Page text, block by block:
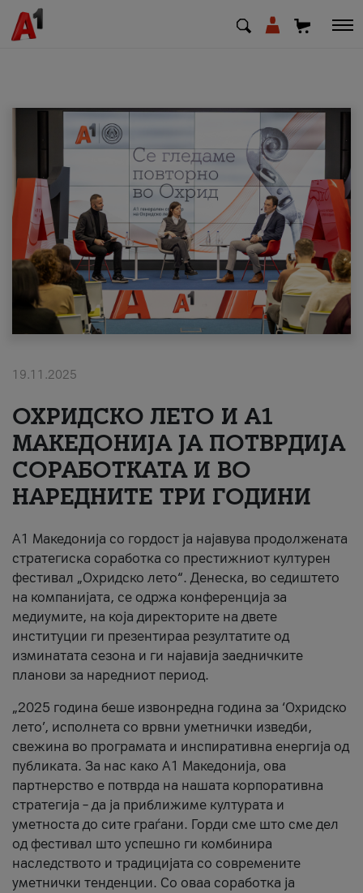
МК SQ
Приватни Деловни
Поддршка
Надополни кредит
#ПодобарОнлајн
19.11.2025
ОХРИДСКО ЛЕТО И A1
МАКЕДОНИЈА ЈА ПОТВРДИЈА
СОРАБОТКАТА И ВО
НАРЕДНИТЕ ТРИ ГОДИНИ
A1 Македонија со гордост ја најавува продолжената
стратегиска соработка со престижниот културен
фестивал „Охридско лето“. Денеска, во седиштето
на компанијата, се одржа конференција за
медиумите, на која директорите на двете
институции ги презентираа резултатите од
изминатата сезона и ги најавија заедничките
планови за наредниот период.
„2025 година беше извонредна година за ‘Охридско
лето’, исполнета со врвни уметнички изведби,
свежина во програмата и инспиративна енергија од
публиката. За нас како A1 Македонија, ова
партнерство е потврда на нашата корпоративна
стратегија – да ја приближиме културата и
уметноста до сите граѓани. Горди сме што сме дел
од фестивал што успешно ги комбинира
наследството и традицијата со современите
уметнички тенденции. Со оваа соработка ја